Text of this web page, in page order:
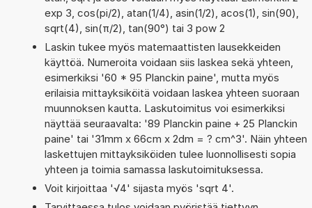
exp 3, cos(pi/2), atan(1/4), asin(1/2), acos(1), sin(90),
sqrt(4), sin(π/2), tan(90°) tai 3 pow 2
Laskin tukee myös matemaattisten lausekkeiden
käyttöä. Numeroita voidaan siis laskea sekä yhteen,
esimerkiksi '60 * 95 Planckin paine', mutta myös
erilaisia mittayksiköitä voidaan laskea yhteen suoraan
muunnoksen kautta. Laskutoimitus voi esimerkiksi
näyttää seuraavalta: '89 Planckin paine + 25 Planckin
paine' tai '31mm x 66cm x 2dm = ? cm^3'. Näin yhteen
laskettujen mittayksiköiden tulee luonnollisesti sopia
yhteen ja toimia samassa laskutoimituksessa.
Voit kirjoittaa '√4' sijasta myös 'sqrt 4'.